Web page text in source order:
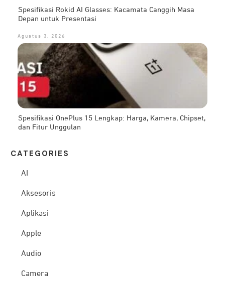
Spesifikasi Rokid AI Glasses: Kacamata Canggih Masa
Depan untuk Presentasi
Agustus 3, 2026
Spesifikasi OnePlus 15 Lengkap: Harga, Kamera, Chipset,
dan Fitur Unggulan
CATEG ORIES
AI
Aksesoris
Aplikasi
Apple
Audio
Camera